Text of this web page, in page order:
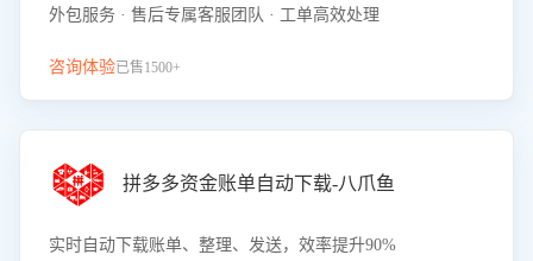
外包服务 · 售后专属客服团队 · 工单高效处理
咨询体验已售1500+
拼多多资金账单自动下载-八爪鱼
实时自动下载账单、整理、发送，效率提升90%